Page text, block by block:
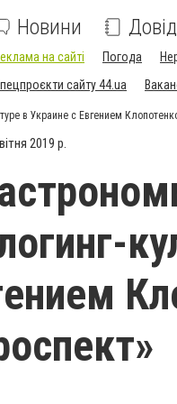
Новини
на сайті Погода
сайту 44.ua
в Украине с Евгением
2019 р.